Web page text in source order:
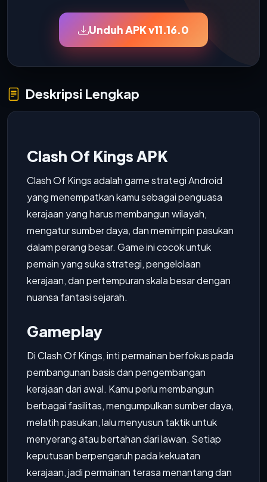
Unduh APK v11.16.0
Deskripsi Lengkap
Clash Of Kings APK
Clash Of Kings adalah game strategi Android
yang menempatkan kamu sebagai penguasa
kerajaan yang harus membangun wilayah,
mengatur sumber daya, dan memimpin pasukan
dalam perang besar. Game ini cocok untuk
pemain yang suka strategi, pengelolaan
kerajaan, dan pertempuran skala besar dengan
nuansa fantasi sejarah.
Gameplay
Di Clash Of Kings, inti permainan berfokus pada
pembangunan basis dan pengembangan
kerajaan dari awal. Kamu perlu membangun
berbagai fasilitas, mengumpulkan sumber daya,
melatih pasukan, lalu menyusun taktik untuk
menyerang atau bertahan dari lawan. Setiap
keputusan berpengaruh pada kekuatan
kerajaan, jadi permainan terasa menantang dan